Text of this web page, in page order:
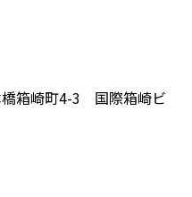
橋箱崎町4-3 国際箱崎ビ